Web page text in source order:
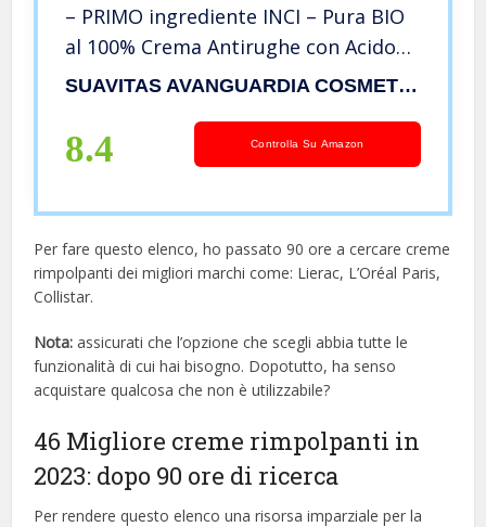
– PRIMO ingrediente INCI – Pura BIO
al 100% Crema Antirughe con Acido
Ialuronico. Antiage e Rimpolpante
Peptidi del Diamante.
SUAVITAS AVANGUARDIA COSMETICA
8.4 Controlla Su Amazon
Per fare questo elenco, ho passato 90 ore a cercare creme
rimpolpanti dei migliori marchi come: Lierac, L’Oréal Paris,
Collistar.
Nota: assicurati che l’opzione che scegli abbia tutte le
funzionalità di cui hai bisogno. Dopotutto, ha senso
acquistare qualcosa che non è utilizzabile?
46 Migliore creme rimpolpanti in
2023: dopo 90 ore di ricerca
Per rendere questo elenco una risorsa imparziale per la